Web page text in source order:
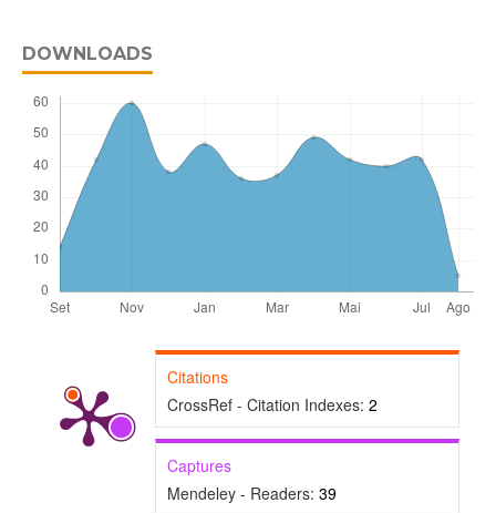
DOWNLOADS
Citations
CrossRef - Citation Indexes: 2
Captures
Mendeley - Readers: 39